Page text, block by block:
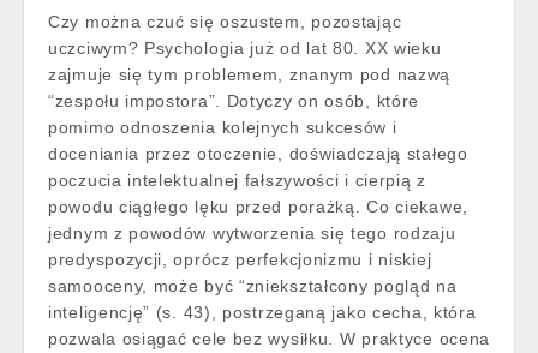
Czy można czuć się oszustem, pozostając
uczciwym? Psychologia już od lat 80. XX wieku
zajmuje się tym problemem, znanym pod nazwą
“zespołu impostora”. Dotyczy on osób, które
pomimo odnoszenia kolejnych sukcesów i
doceniania przez otoczenie, doświadczają stałego
poczucia intelektualnej fałszywości i cierpią z
powodu ciągłego lęku przed porażką. Co ciekawe,
jednym z powodów wytworzenia się tego rodzaju
predyspozycji, oprócz perfekcjonizmu i niskiej
samooceny, może być “zniekształcony pogląd na
inteligencję” (s. 43), postrzeganą jako cecha, która
pozwala osiągać cele bez wysiłku. W praktyce ocena